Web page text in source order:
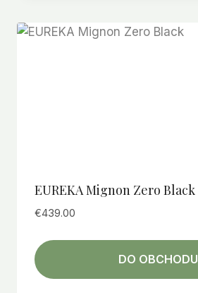
EUREKA Mignon Zero Black
€439.00
DO OBCHODU